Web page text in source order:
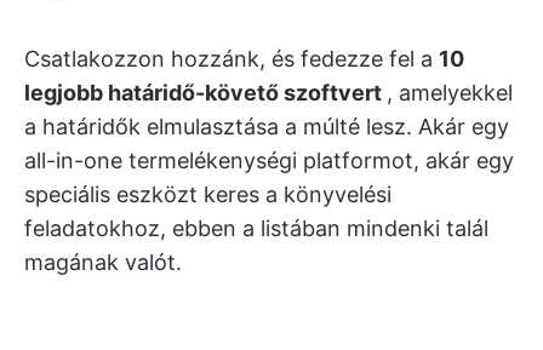
Csatlakozzon hozzánk, és fedezze fel a 10
legjobb határidő-követő szoftvert , amelyekkel
a határidők elmulasztása a múlté lesz. Akár egy
all-in-one termelékenységi platformot, akár egy
speciális eszközt keres a könyvelési
feladatokhoz, ebben a listában mindenki talál
magának valót.